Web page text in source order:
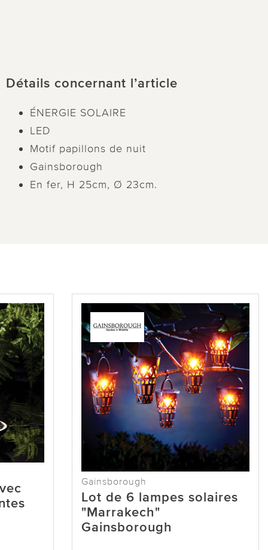
Détails concernant l’article
ÉNERGIE SOLAIRE
LED
Motif papillons de nuit
Gainsborough
En fer, H 25cm, Ø 23cm.
Gainsborough
Lot de 6 lampes solaires
"Marrakech"
Gainsborough